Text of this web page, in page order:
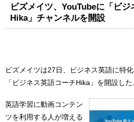
ビズメイツ、YouTubeに「ビ
Hika」チャンネルを開設
ビズメイツは27日、ビジネス英語に特
「ビジネス英語コーチHika」を開設した
英語学習に動画コンテン
ツを利用する人が増える